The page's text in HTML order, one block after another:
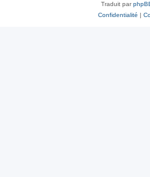
Traduit par
Confidentialité |